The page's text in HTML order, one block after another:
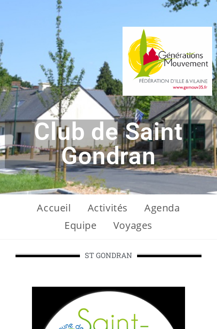
Club de Saint
Gondran
Accueil Activités
Agenda
Equipe
Voyages
ST GONDRAN